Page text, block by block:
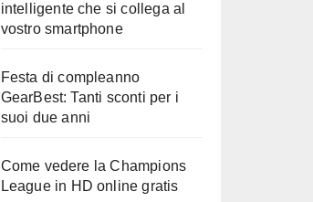
intelligente che si collega al
vostro smartphone
Festa di compleanno
GearBest: Tanti sconti per i
suoi due anni
Come vedere la Champions
League in HD online gratis